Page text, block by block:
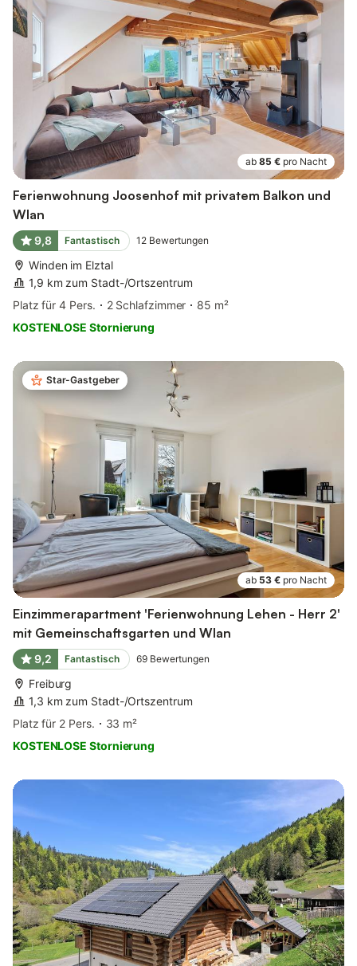
ab 85 € pro Nacht
Ferienwohnung Joosenhof mit privatem Balkon und
Wlan
9,8 Fantastisch 12 Bewertungen
Winden im Elztal
1,9 km zum Stadt-/Ortszentrum
Platz für 4 Pers.
2 Schlafzimmer
85 m²
KOSTENLOSE Stornierung
Star-Gastgeber
ab 53 € pro Nacht
Einzimmerapartment 'Ferienwohnung Lehen - Herr 2'
mit Gemeinschaftsgarten und Wlan
9,2 Fantastisch 69 Bewertungen
Freiburg
1,3 km zum Stadt-/Ortszentrum
Platz für 2 Pers.
33 m²
KOSTENLOSE Stornierung